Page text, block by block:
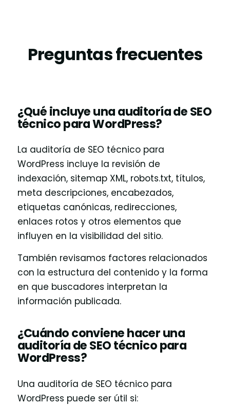
Preguntas frecuentes
¿Qué incluye una auditoría de SEO
técnico para WordPress?
La auditoría de SEO técnico para
WordPress incluye la revisión de
indexación, sitemap XML, robots.txt, títulos,
meta descripciones, encabezados,
etiquetas canónicas, redirecciones,
enlaces rotos y otros elementos que
influyen en la visibilidad del sitio.
También revisamos factores relacionados
con la estructura del contenido y la forma
en que buscadores interpretan la
información publicada.
¿Cuándo conviene hacer una
auditoría de SEO técnico para
WordPress?
Una auditoría de SEO técnico para
WordPress puede ser útil si: